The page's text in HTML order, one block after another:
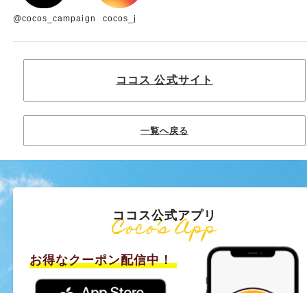
@cocos_campaign cocos_j
ココス 公式サイト
一覧へ戻る
ココス公式アプリ
Coco’s App
お得なクーポン配信中！